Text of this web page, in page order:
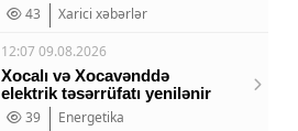
43
Xarici xəbərlər
12:07 09.08.2026
Xocalı və Xocavənddə
elektrik təsərrüfatı yenilənir
39
Energetika